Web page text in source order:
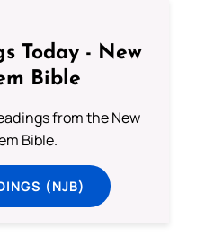
Today - New
Bible
from the New
Bible.
(NJB)